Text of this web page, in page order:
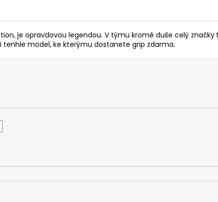
je opravdovou legendou. V týmu kromě duše celý
tenhle model, ke kterýmu dostanete grip zdarma.